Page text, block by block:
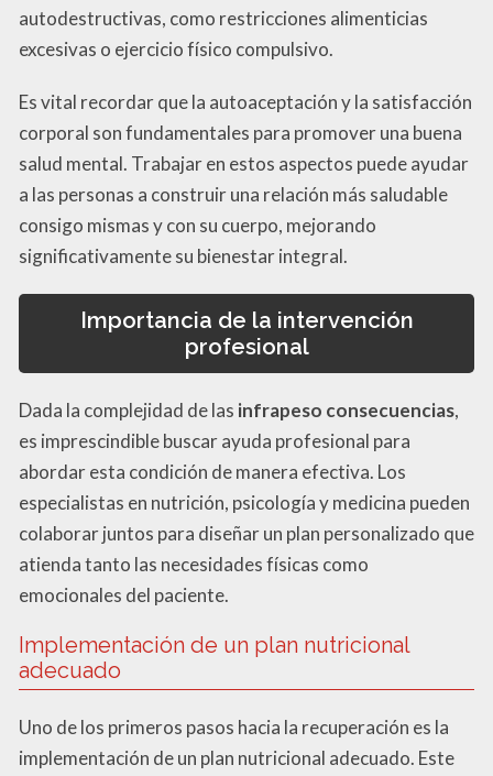
autodestructivas, como restricciones alimenticias
excesivas o ejercicio físico compulsivo.
Es vital recordar que la autoaceptación y la satisfacción
corporal son fundamentales para promover una buena
salud mental. Trabajar en estos aspectos puede ayudar
a las personas a construir una relación más saludable
consigo mismas y con su cuerpo, mejorando
significativamente su bienestar integral.
Importancia de la intervención
profesional
Dada la complejidad de las infrapeso consecuencias,
es imprescindible buscar ayuda profesional para
abordar esta condición de manera efectiva. Los
especialistas en nutrición, psicología y medicina pueden
colaborar juntos para diseñar un plan personalizado que
atienda tanto las necesidades físicas como
emocionales del paciente.
Implementación de un plan nutricional
adecuado
Uno de los primeros pasos hacia la recuperación es la
implementación de un plan nutricional adecuado. Este